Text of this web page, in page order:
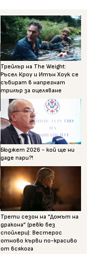
Трейлър на The Weight:
Ръсел Кроу и Итън Хоук се
събират в напрегнат
трилър за оцеляване
Бюджет 2026 - кой ще ни
даде пари?!
Трети сезон на “Домът на
дракона” (ревю без
спойлери): Вестерос
отново кърви по-красиво
от всякога